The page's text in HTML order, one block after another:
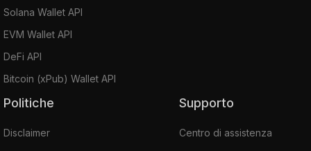
Solana Wallet API
EVM Wallet API
DeFi API
Bitcoin (xPub) Wallet API
Politiche
Disclaimer
Supporto
Centro di assistenza